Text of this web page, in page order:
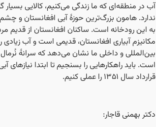
آب در منطقه‌ای که ما زندگی می‌کنیم، کالایی
ندارد. هامون بزرگ‌ترین حوزۀ آبی افغانستان و
به این رودخانه است. ساکنان افغانستان از قدیم
مکانیزم آبیاری افغانستان، قدیمی است و آب
بین‌المللی و داخلی ما نشان می‌دهد که سرانۀ نُرمال
است. باید راهکارهایی را بسنجیم تا ابتدا نیازهای
قرارداد سال ۱۳۵۱ را عملی کنیم.
‏دکتر بهمنی قاجار: